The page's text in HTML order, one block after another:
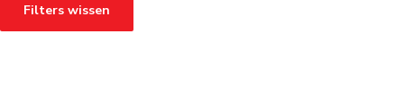
Filters wissen